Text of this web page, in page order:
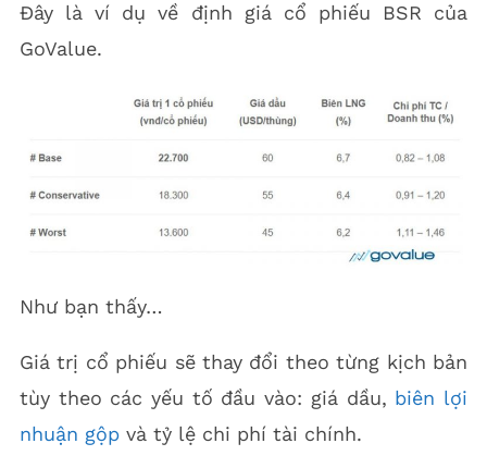
Đây là ví dụ về định giá cổ phiếu BSR của
GoValue.
Như bạn thấy…
Giá trị cổ phiếu sẽ thay đổi theo từng kịch bản
tùy theo các yếu tố đầu vào: giá dầu, biên lợi
nhuận gộp và tỷ lệ chi phí tài chính.